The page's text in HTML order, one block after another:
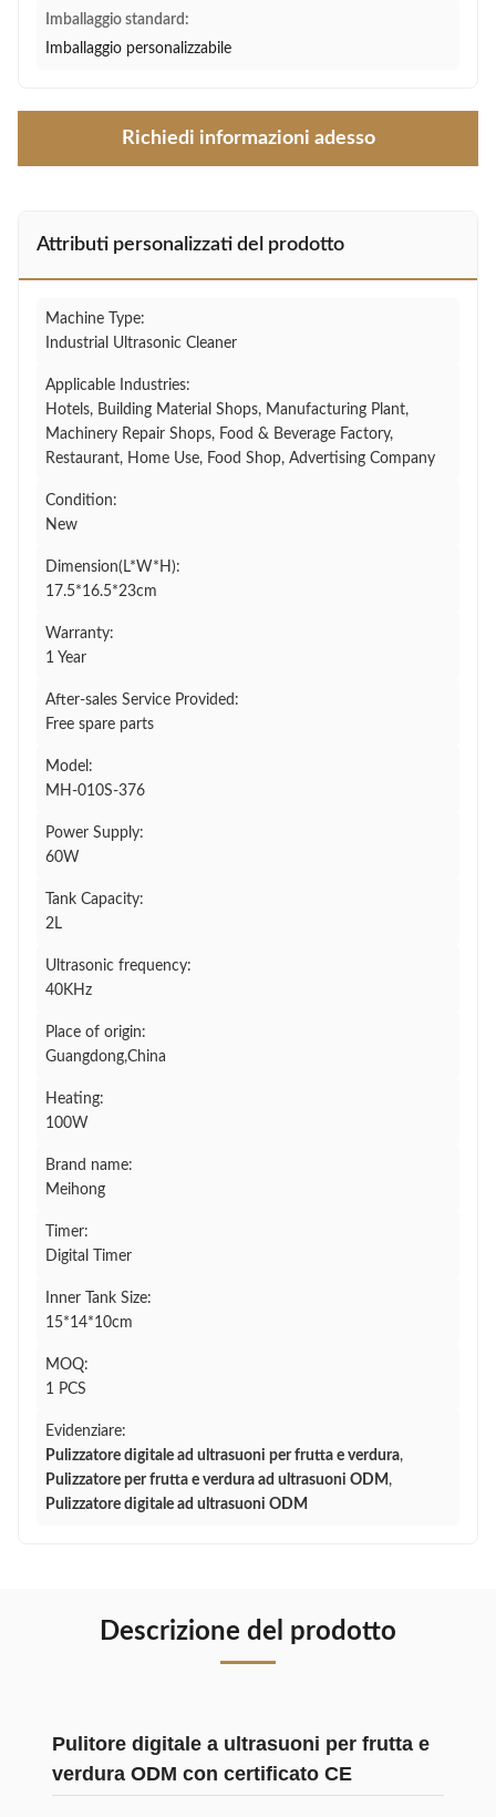
Imballaggio standard:
Imballaggio personalizzabile
Richiedi informazioni adesso
Attributi personalizzati del prodotto
Machine Type:
Industrial Ultrasonic Cleaner
Applicable Industries:
Hotels, Building Material Shops, Manufacturing Plant,
Machinery Repair Shops, Food & Beverage Factory,
Restaurant, Home Use, Food Shop, Advertising Company
Condition:
New
Dimension(L*W*H):
17.5*16.5*23cm
Warranty:
1 Year
After-sales Service Provided:
Free spare parts
Model:
MH-010S-376
Power Supply:
60W
Tank Capacity:
2L
Ultrasonic frequency:
40KHz
Place of origin:
Guangdong,China
Heating:
100W
Brand name:
Meihong
Timer:
Digital Timer
Inner Tank Size:
15*14*10cm
MOQ:
1 PCS
Evidenziare:
Pulizzatore digitale ad ultrasuoni per frutta e verdura,
Pulizzatore per frutta e verdura ad ultrasuoni ODM ,
Pulizzatore digitale ad ultrasuoni ODM
Descrizione del prodotto
Pulitore digitale a ultrasuoni per frutta e
verdura ODM con certificato CE